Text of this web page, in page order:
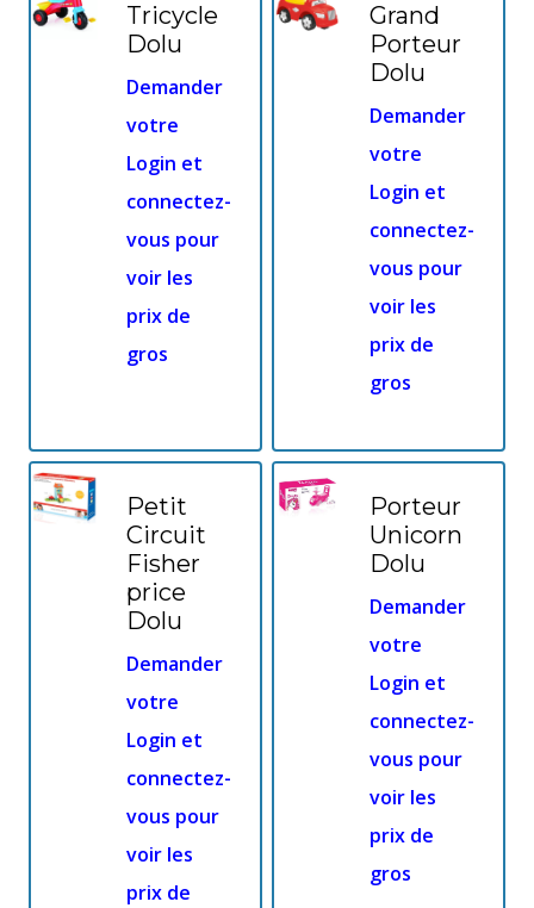
Tricycle
Dolu
Demander
votre
Login et
connectez-
vous pour
voir les
prix de
gros
Grand
Porteur
Dolu
Demander
votre
Login et
connectez-
vous pour
voir les
prix de
gros
Petit
Circuit
Fisher
price
Dolu
Demander
votre
Login et
connectez-
vous pour
voir les
prix de
Porteur
Unicorn
Dolu
Demander
votre
Login et
connectez-
vous pour
voir les
prix de
gros